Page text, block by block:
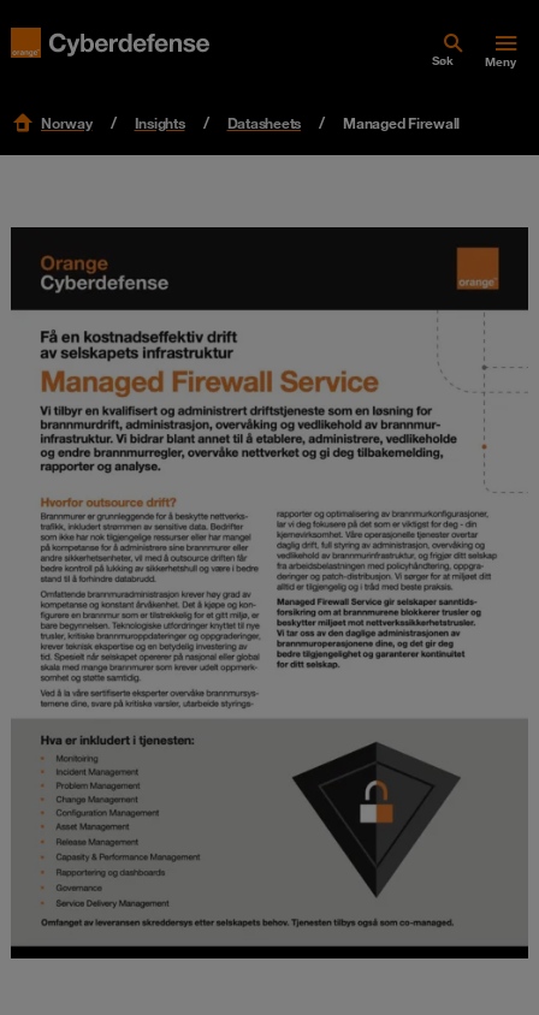
Søk Meny
Norway Insights Datasheets Managed Firewall